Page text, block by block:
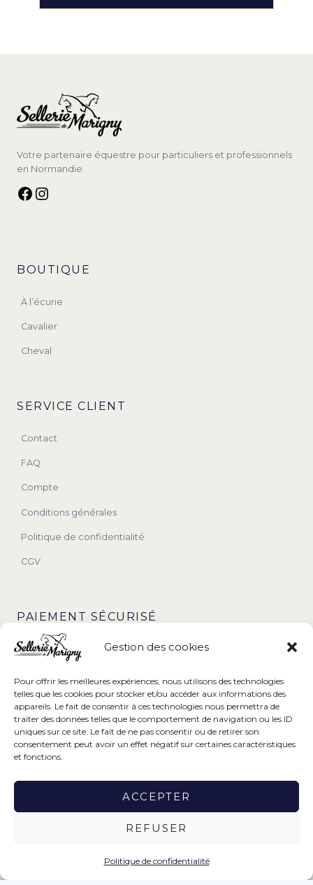
Gestion des cookies
Pour offrir les meilleures expériences, nous utilisons des technologies
telles que les cookies pour stocker et/ou accéder aux informations des
appareils. Le fait de consentir à ces technologies nous permettra de
traiter des données telles que le comportement de navigation ou les ID
uniques sur ce site. Le fait de ne pas consentir ou de retirer son
consentement peut avoir un effet négatif sur certaines caractéristiques
et fonctions.
ACCEPTER
REFUSER
Politique de confidentialité
Votre partenaire équestre pour particuliers et professionnels
en Normandie.
Facebook
Instagram
BOUTIQUE
À l’écurie
Cavalier
Cheval
SERVICE CLIENT
Contact
FAQ
Compte
Conditions générales
Politique de confidentialité
CGV
PAIEMENT SÉCURISÉ
https://www.normandie.fr